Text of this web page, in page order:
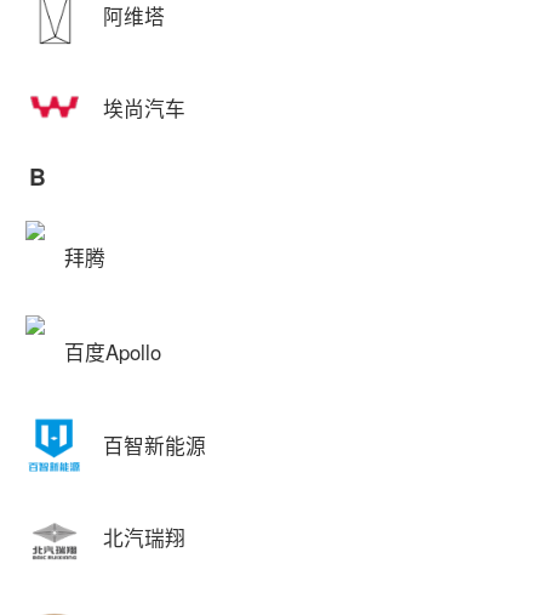
阿维塔
埃尚汽车
B
拜腾
百度Apollo
百智新能源
北汽瑞翔